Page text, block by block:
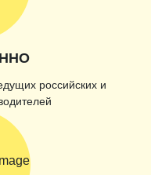
российских и